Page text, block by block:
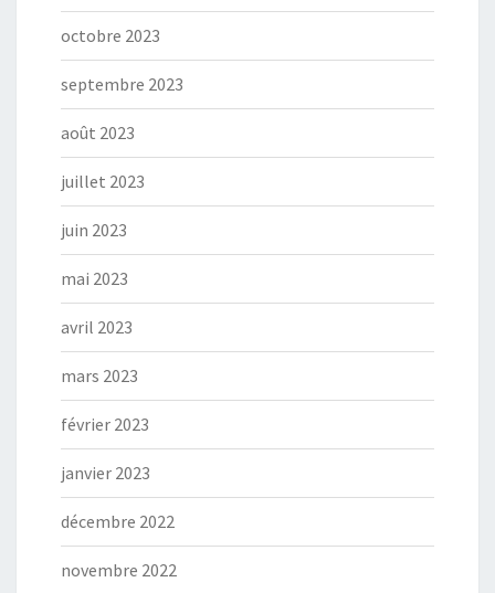
octobre 2023
septembre 2023
août 2023
juillet 2023
juin 2023
mai 2023
avril 2023
mars 2023
février 2023
janvier 2023
décembre 2022
novembre 2022